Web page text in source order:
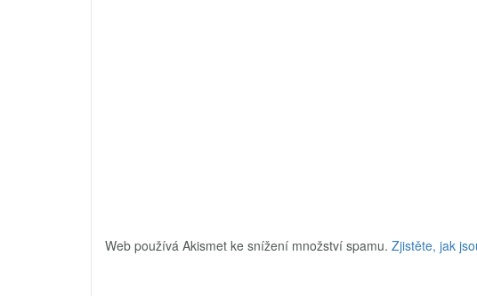
Web používá Akismet ke snížení množství spamu. Zjistěte, jak